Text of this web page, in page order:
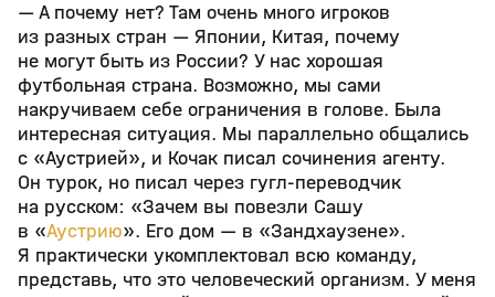
— А почему нет? Там очень много игроков
из разных стран — Японии, Китая, почему
не могут быть из России? У нас хорошая
футбольная страна. Возможно, мы сами
накручиваем себе ограничения в голове. Была
интересная ситуация. Мы параллельно общались
с «Аустрией», и Кочак писал сочинения агенту.
Он турок, но писал через гугл-переводчик
на русском: «Зачем вы повезли Сашу
в «Аустрию». Его дом — в «Зандхаузене».
Я практически укомплектовал всю команду,
представь, что это человеческий организм. У меня